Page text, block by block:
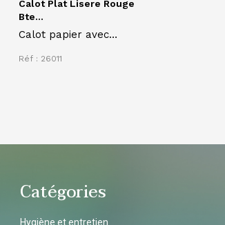
Calot Plat Lisere Rouge
Bte...
Calot papier avec
Réf : 26011
Catégories
Hygiène et entretien